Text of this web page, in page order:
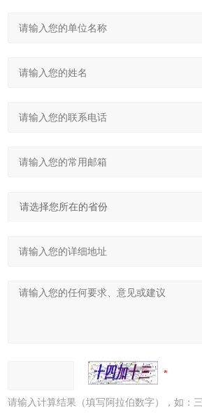
请输入计算结果（填写阿拉伯数字），如：